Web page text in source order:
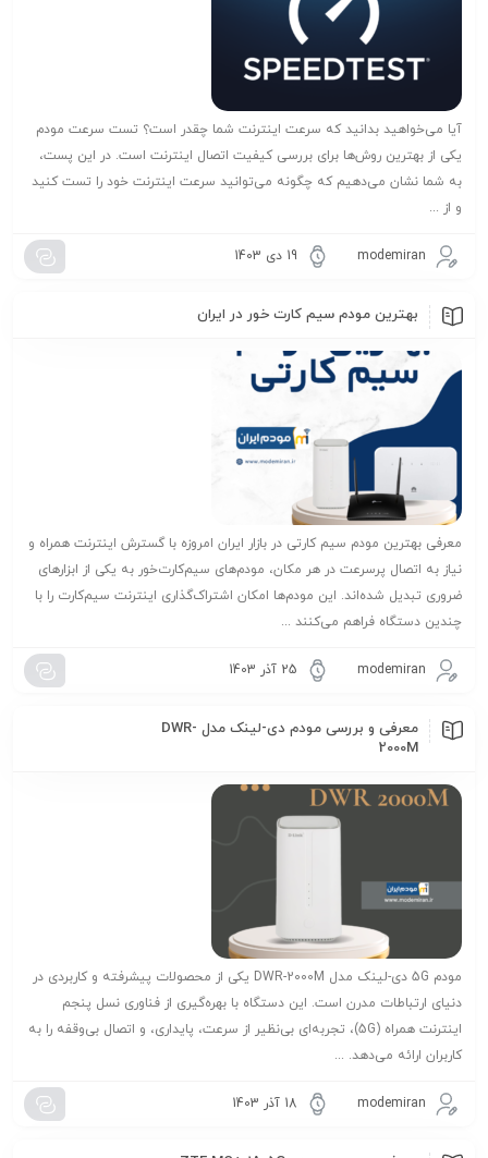
آیا می‌خواهید بدانید که سرعت اینترنت شما چقدر است؟ تست سرعت مودم
یکی از بهترین روش‌ها برای بررسی کیفیت اتصال اینترنت است. در این پست،
به شما نشان می‌دهیم که چگونه می‌توانید سرعت اینترنت خود را تست کنید
و از ...
modemiran 19 دی 1403
بهترین مودم سیم کارت خور در ایران
معرفی بهترین مودم سیم کارتی در بازار ایران امروزه با گسترش اینترنت همراه و
نیاز به اتصال پرسرعت در هر مکان، مودم‌های سیم‌کارت‌خور به یکی از ابزارهای
ضروری تبدیل شده‌اند. این مودم‌ها امکان اشتراک‌گذاری اینترنت سیم‌کارت را با
چندین دستگاه فراهم می‌کنند ...
modemiran 25 آذر 1403
معرفی و بررسی مودم دی-لینک مدل DWR-
2000M
مودم 5G دی-لینک مدل DWR-2000M یکی از محصولات پیشرفته و کاربردی در
دنیای ارتباطات مدرن است. این دستگاه با بهره‌گیری از فناوری نسل پنجم
اینترنت همراه (5G)، تجربه‌ای بی‌نظیر از سرعت، پایداری، و اتصال بی‌وقفه را به
کاربران ارائه می‌دهد. ...
modemiran 18 آذر 1403